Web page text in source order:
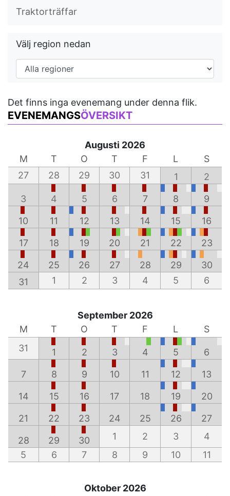
Traktorträffar
Välj region nedan
Det finns inga evenemang under denna flik.
EVENEMANGSÖVERSIKT
Augusti 2026
M
T O T F L
S
27
28 29 30 31 1 2
3 4 5 6 7 8 9
10 11 12 13 14 15 16
17 18 19 20 21 22 23
24 25 26 27 28 29
30
31
1 2 3 4 5 6
September 2026
M
T O T F L
S
31
1 2 3 4 5 6
7 8 9 10 11 12 13
14 15 16 17 18 19 20
21 22 23 24 25 26 27
28 29 30 1 2 3
4
5
6 7 8 9 10 11
Oktober 2026